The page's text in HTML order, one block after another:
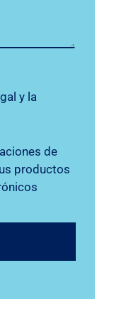
y la
de
productos